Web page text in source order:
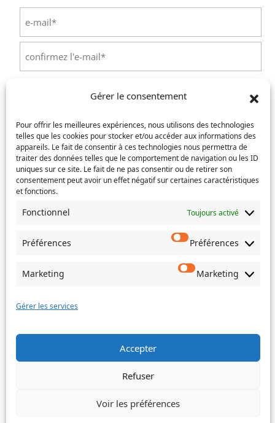
Gérer le consentement
Pour offrir les meilleures expériences, nous utilisons des technologies
telles que les cookies pour stocker et/ou accéder aux informations des
appareils. Le fait de consentir à ces technologies nous permettra de
traiter des données telles que le comportement de navigation ou les ID
uniques sur ce site. Le fait de ne pas consentir ou de retirer son
consentement peut avoir un effet négatif sur certaines caractéristiques
et fonctions.
Fonctionnel Toujours activé
Préférences Préférences
Marketing Marketing
Gérer les services
Accepter
Refuser
Voir les préférences
mail(Nécessaire)
Saisissez
un
e-
(Nécessaire)
Service concerné (Nécessaire)
Si votre demande concerne des actes de naissance et/ou
de mariage, choisissez l'Etat-Civil comme service
concerné.
Objet
Message(Nécessaire)
Ville de Trois-Bassins – 2022